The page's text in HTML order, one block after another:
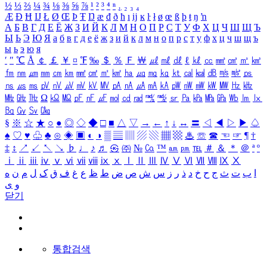
½ ⅓ ⅔ ¼ ¾ ⅛ ⅜ ⅝ ⅞ ¹ ² ³ ⁴ ⁿ ₁ ₂ ₃ ₄
Æ Ð Ħ Ĳ Ł Ø Œ Þ Ŧ Ŋ æ đ ð ħ ı ĳ ĸ ŀ ł ø œ ß þ ŧ ŋ ŉ
А Б В Г Д Е Ё Ж З И Й К Л М Н О П Р С Т У Ф Х Ц Ч Ш Щ Ъ
Ы Ь Э Ю Я а б в г д е ё ж з и й к л м н о п р с т у ф х ц ч ш щ ъ
ы ь э ю я
′ ″ ℃ Å ￠ ￡ ￥ ¤ ℉ ‰ ＄ ％ Ｆ ￦ ㎕ ㎖ ㎗ ℓ ㎘ ㏄ ㎣ ㎤ ㎥ ㎦
㎙ ㎚ ㎛ ㎜ ㎝ ㎞ ㎟ ㎠ ㎡ ㎢ ㏊ ㎍ ㎎ ㎏ ㏏ ㎈ ㎉ ㏈ ㎧ ㎨ ㎰
㎱ ㎲ ㎳ ㎴ ㎵ ㎶ ㎷ ㎸ ㎹ ㎀ ㎁ ㎂ ㎃ ㎄ ㎺ ㎻ ㎽ ㎾ ㎿ ㎐ ㎑
㎒ ㎓ ㎔ Ω ㏀ ㏁ ㎊ ㎋ ㎌ ㏖ ㏅ ㎭ ㎮ ㎯ ㏛ ㎩ ㎪ ㎫ ㎬ ㏝ ㏐
㏓
㏃ ㏉ ㏜ ㏆
§ ※ ☆ ★ ○ ● ◎ ◇ ◆ □ ■ △ ▽ → ← ↑ ↓ ↔ 〓 ◁ ◀ ▷ ▶ ♤
♠ ♡ ♥ ♧ ♣ ⊙ ◈ ▣ ◐ ◑ ▒ ▤ ▨ ▧ ▦ ▩ ♨ ☏ ☎ ☜ ☞ ¶ †
‡ ↕ ↗ ↙ ↖ ↘ ♭ ♩ ♪ ♬ ㉿ ㈜ № ㏇ ™ ㏂ ㏘ ℡ ＃ ＆ ＊ ＠ ª º
ⅰ
ⅱ ⅲ ⅳ ⅴ ⅵ ⅶ ⅷ ⅸ ⅹ Ⅳ Ⅴ Ⅵ Ⅶ Ⅷ Ⅸ Ⅹ
ب ت ث ج ح خ د ذ ر ز س ش ص ض ط ظ ع غ ف ق ک ل م ن ه
و ی
닫기
통합검색